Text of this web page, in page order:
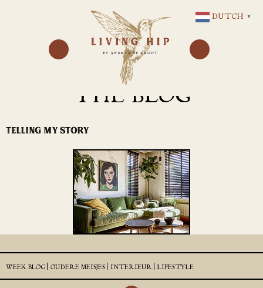
NAAR
DE
INHOUD
THE BLOG
TELLING MY STORY
WEEK BLOG | OUDERE MEISJES | INTERIEUR | LIFESTYLE
DUTCH ▼